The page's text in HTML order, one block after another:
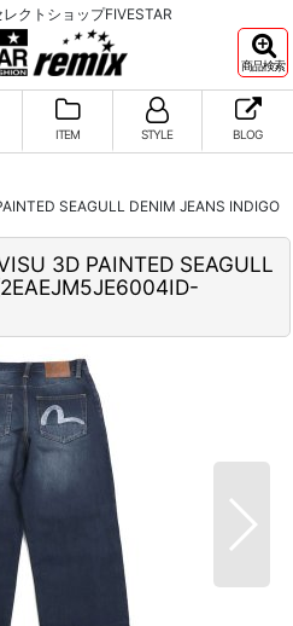
クトショップFIVESTAR
商品検索
ITEM STYLE BLOG
SEAGULL DENIM JEANS INDIGO
3D PAINTED SEAGULL
2EAEJM5JE6004ID-